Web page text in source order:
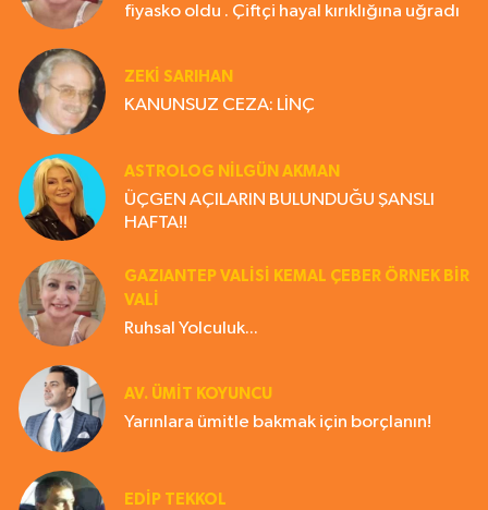
fiyasko oldu . Çiftçi hayal kırıklığına uğradı
ZEKI SARIHAN
KANUNSUZ CEZA: LİNÇ
ASTROLOG NILGÜN AKMAN
ÜÇGEN AÇILARIN BULUNDUĞU ŞANSLI
HAFTA!!
GAZIANTEP VALISI KEMAL ÇEBER ÖRNEK BİR
VALİ
Ruhsal Yolculuk...
AV. ÜMIT KOYUNCU
Yarınlara ümitle bakmak için borçlanın!
EDIP TEKKOL